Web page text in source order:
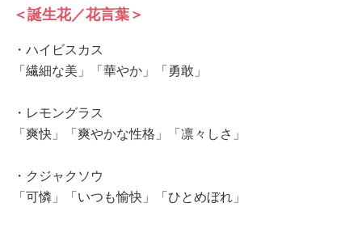
＜誕生花／花言葉＞
・ハイビスカス
「繊細な美」「華やか」「勇敢」
・レモングラス
「爽快」「爽やかな性格」「凛々しさ」
・クジャクソウ
「可憐」「いつも愉快」「ひとめぼれ」